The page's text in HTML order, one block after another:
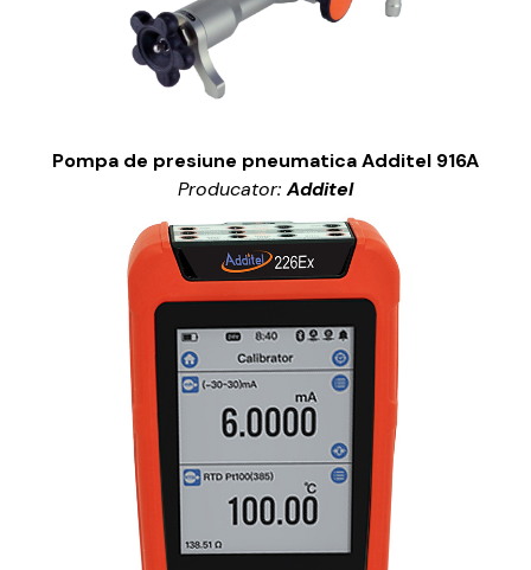
Pompa de presiune pneumatica Additel 916A
Producator:Additel